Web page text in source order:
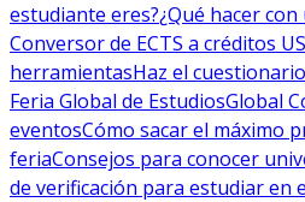
estudiante eres?¿Qué hacer
Conversor de ECTS a créditos US
herramientasHaz el cuestionario
Feria Global de EstudiosGlobal
eventosCómo sacar el máximo
feriaConsejos para conocer
de verificación para estudiar en